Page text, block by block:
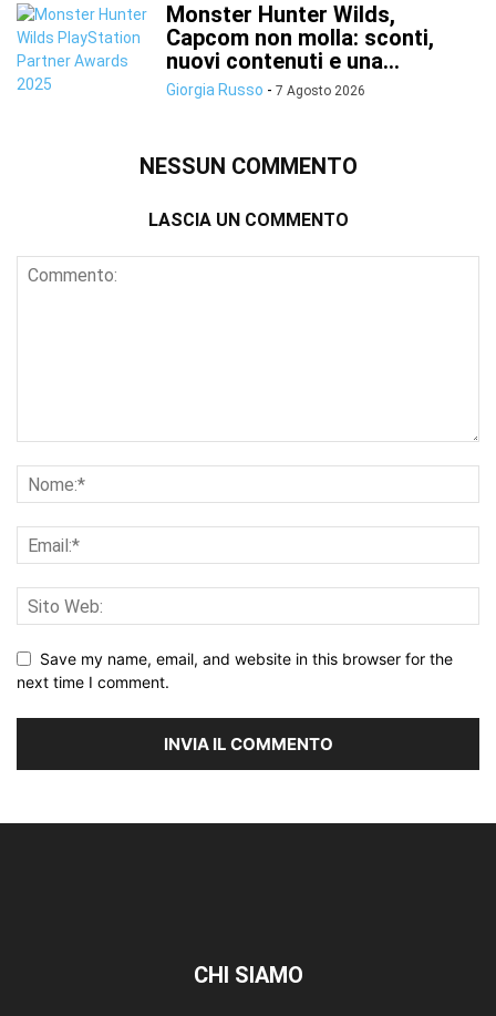
Monster Hunter Wilds,
Capcom non molla: sconti,
nuovi contenuti e una...
Giorgia Russo - 7 Agosto 2026
NESSUN COMMENTO
LASCIA UN COMMENTO
Save my name, email, and website in this browser for the
next time I comment.
CHI SIAMO